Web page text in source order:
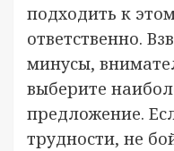
подходить к
ответственно.
минусы,
выберите
предложение.
трудности, не